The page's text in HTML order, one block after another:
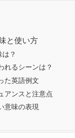
と使い方
？
れるシーンは？
た英語例文
アンスと注意点
意味の表現